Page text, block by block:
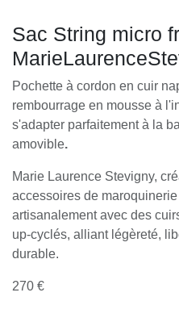
Sac String micro
Pochette à cordon en cuir
rembourrage en mousse à
s'adapter parfaitement à la
amovible.
Marie Laurence Stevigny,
accessoires de
artisanalement avec des
up-cyclés, alliant légèreté,
durable.
270 €